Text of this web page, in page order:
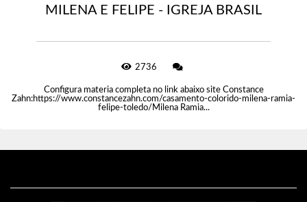
MILENA E FELIPE - IGREJA BRASIL
2736
Configura materia completa no link abaixo site Constance
Zahn:https://www.constancezahn.com/casamento-colorido-milena-ramia-
felipe-toledo/Milena Ramia...